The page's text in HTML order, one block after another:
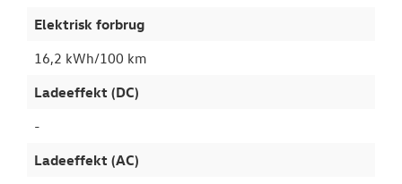
Elektrisk forbrug
16,2 kWh/100 km
Ladeeffekt (DC)
-
Ladeeffekt (AC)